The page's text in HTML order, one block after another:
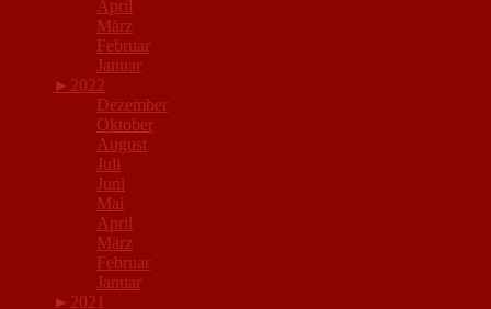
April
März
Februar
Januar
► 2022
Dezember
Oktober
August
Juli
Juni
Mai
April
März
Februar
Januar
► 2021